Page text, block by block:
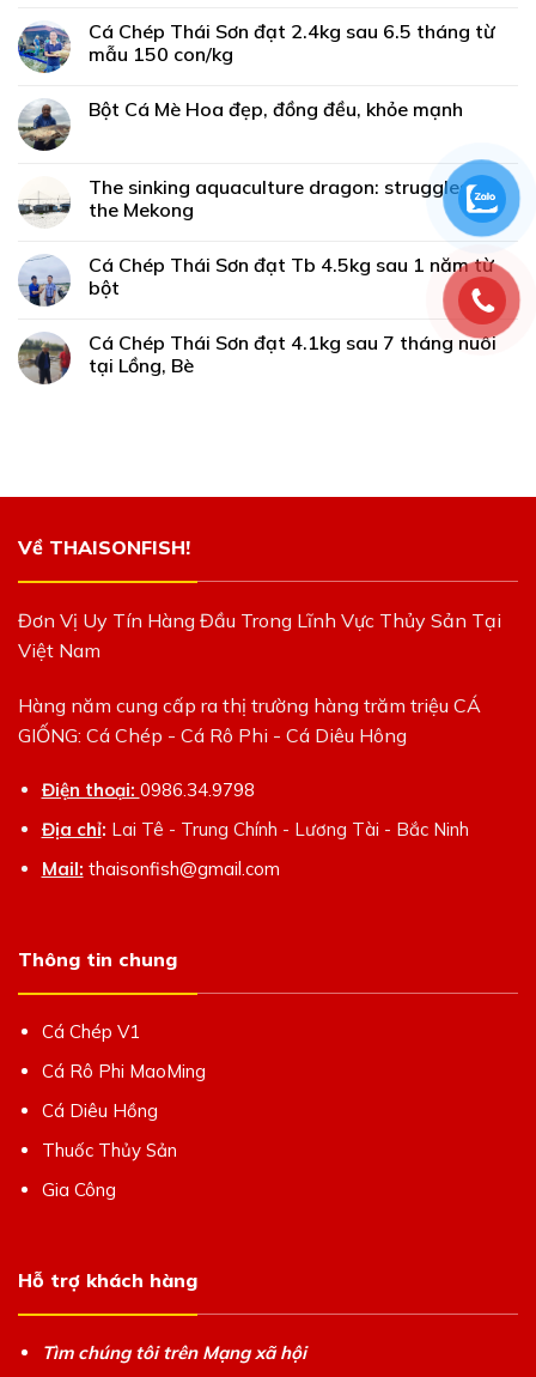
Cá Chép Thái Sơn đạt 2.4kg sau 6.5 tháng từ
mẫu 150 con/kg
Bột Cá Mè Hoa đẹp, đồng đều, khỏe mạnh
The sinking aquaculture dragon: struggles in
the Mekong
Cá Chép Thái Sơn đạt Tb 4.5kg sau 1 năm từ
bột
Cá Chép Thái Sơn đạt 4.1kg sau 7 tháng nuôi
tại Lồng, Bè
Về THAISONFISH!
Đơn Vị Uy Tín Hàng Đầu Trong Lĩnh Vực Thủy Sản Tại
Việt Nam
Hàng năm cung cấp ra thị trường hàng trăm triệu CÁ
GIỐNG: Cá Chép - Cá Rô Phi - Cá Diêu Hông
Điện thoại: 0986.34.9798
Địa chỉ: Lai Tê - Trung Chính - Lương Tài - Bắc Ninh
Mail: thaisonfish@gmail.com
Thông tin chung
Cá Chép V1
Cá Rô Phi MaoMing
Cá Diêu Hồng
Thuốc Thủy Sản
Gia Công
Hỗ trợ khách hàng
Tìm chúng tôi trên Mạng xã hội